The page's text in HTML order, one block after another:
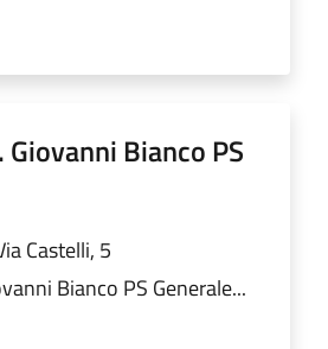
Giovanni Bianco PS
Castelli, 5
Bianco PS Generale...